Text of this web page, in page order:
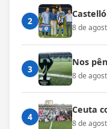
2
8 de
3
Nos
8 de
4
Ceuta
8 de